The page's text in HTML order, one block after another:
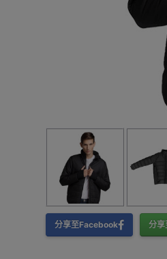
分享至Facebook 分